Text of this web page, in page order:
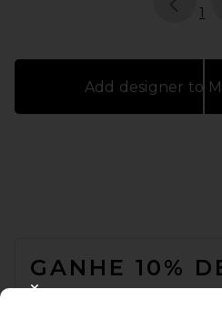
1
Add designer to
GANHE 10%
DESCONTO